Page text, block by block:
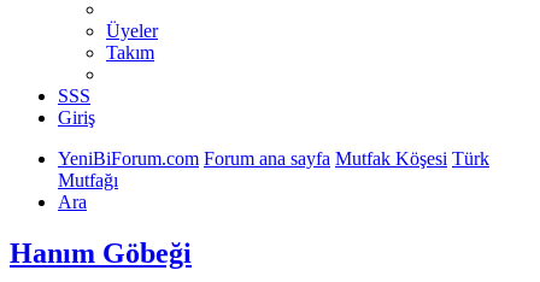
Üyeler
Takım
SSS
Giriş
YeniBiForum.com Forum ana sayfa Mutfak Köşesi Türk
Mutfağı
Ara
Hanım Göbeği